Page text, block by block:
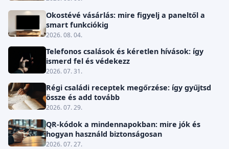
Okostévé vásárlás: mire figyelj a paneltől a
smart funkciókig
2026. 08. 04.
Telefonos csalások és kéretlen hívások: így
ismerd fel és védekezz
2026. 07. 31.
Régi családi receptek megőrzése: így gyűjtsd
össze és add tovább
2026. 07. 29.
QR-kódok a mindennapokban: mire jók és
hogyan használd biztonságosan
2026. 07. 27.